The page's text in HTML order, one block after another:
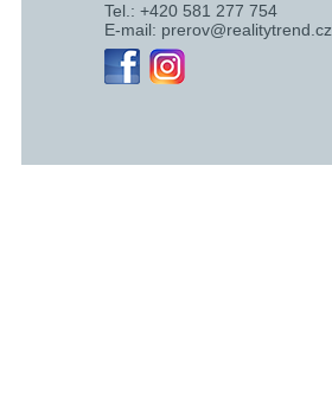
Tel.: +420 581 277 754
E-mail: prerov@realitytrend.cz